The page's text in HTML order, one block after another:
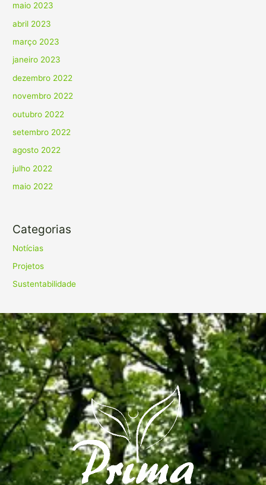
maio 2023
abril 2023
março 2023
janeiro 2023
dezembro 2022
novembro 2022
outubro 2022
setembro 2022
agosto 2022
julho 2022
maio 2022
Categorias
Notícias
Projetos
Sustentabilidade